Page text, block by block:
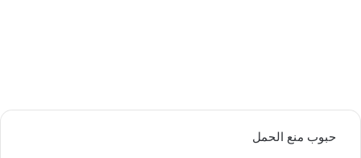
حبوب منع الحمل